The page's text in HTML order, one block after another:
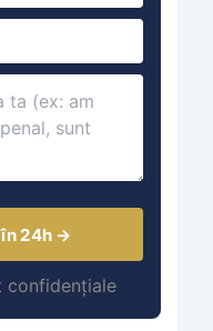
24h →
confidențiale